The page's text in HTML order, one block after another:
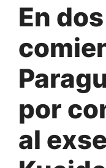
En
por
al